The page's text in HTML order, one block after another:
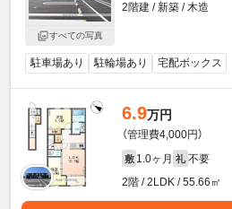
すべての写真
2階建 / 新築 / 木造
駐車場あり 駐輪場あり 宅配ボックス
6.9万円
（管理費4,000円）
敷 1.0ヶ月 礼 不要
2階 / 2LDK / 55.66㎡